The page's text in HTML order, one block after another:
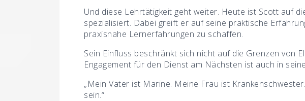
Und diese Lehrtätigkeit geht weiter. Heute ist Scott auf
spezialisiert. Dabei greift er auf seine praktische
praxisnahe Lernerfahrungen zu schaffen.
Sein Einfluss beschränkt sich nicht auf die Grenzen von
Engagement für den Dienst am Nächsten ist auch in
„Mein Vater ist Marine. Meine Frau ist
sein.“